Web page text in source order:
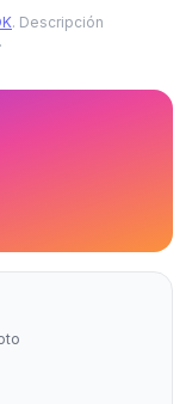
. Descripción